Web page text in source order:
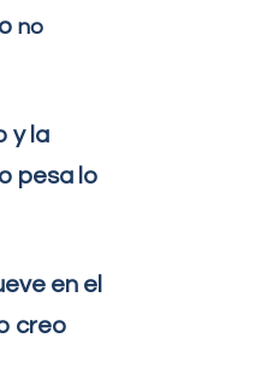
no
y la
pesa lo
en el
creo